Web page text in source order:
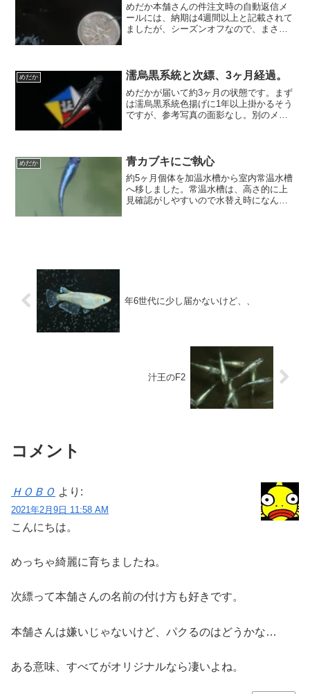
めだか本舗さんの件注文時の自動返信メ
ールには、納期は4週間以上と記載されて
ましたが、シーズンオフなので、まさか
用メールアドレスが記載...
めだか 濡烏黒系統と次縹、3ヶ月経過。
めだかが届いて約3ヶ月の状態です。まず
は濡烏黒系統色揚げに1年以上掛かるそう
ですが、参考写真の面影なし。別のメダ
を同じ水槽で育成し...
めだか 青カブキにご執心
約5ヶ月個体を加温水槽から室内常温水槽
へ移しました。常温水槽は、高さ的に上
見確認がしやすいので水替え時になんと
年6世代に少し届かないけど、、
汁王のF2
コメント
ＨＯＢＯ より:
2021年2月9日 11:58 AM
こんにちは。
めっちゃ綺麗に育ちましたね。
次縹って本舗さんの名前の付け方も好きです。
本舗さんは嫌いじゃないけど、パクるのはどうかな…
ある意味、すべてがオリジナルなら凄いよね。